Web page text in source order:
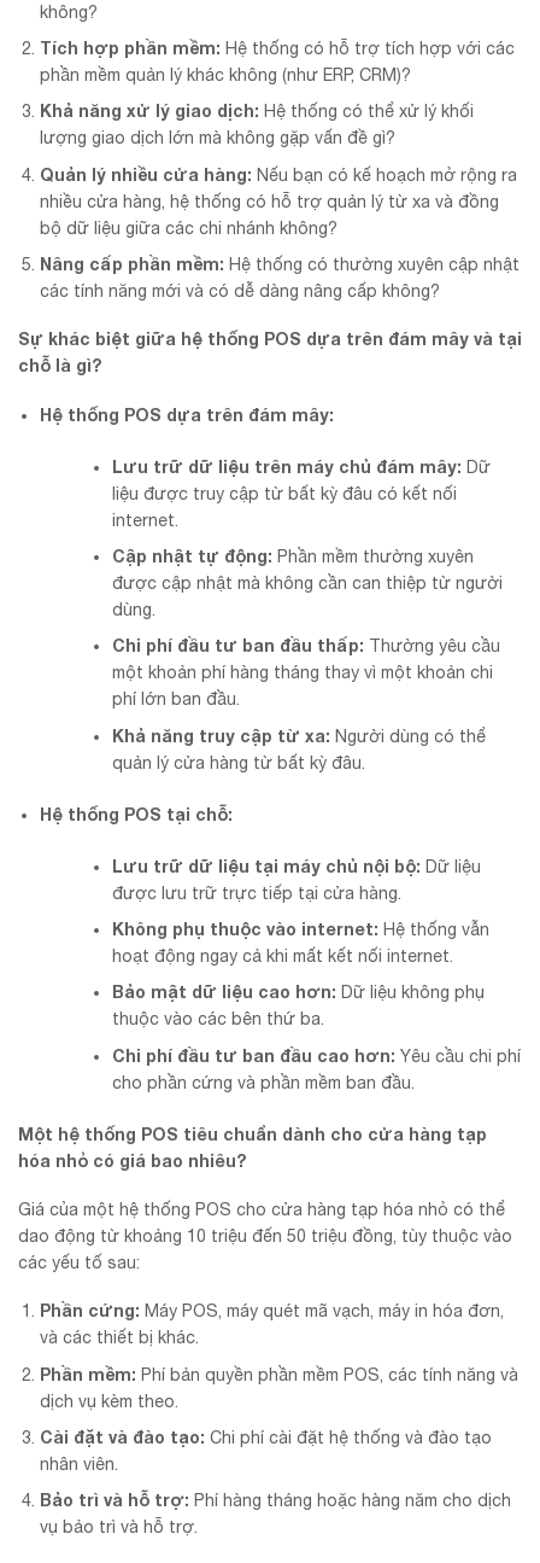
không?
Tích hợp phần mềm: Hệ thống có hỗ trợ tích hợp với các
phần mềm quản lý khác không (như ERP, CRM)?
Khả năng xử lý giao dịch: Hệ thống có thể xử lý khối
lượng giao dịch lớn mà không gặp vấn đề gì?
Quản lý nhiều cửa hàng: Nếu bạn có kế hoạch mở rộng ra
nhiều cửa hàng, hệ thống có hỗ trợ quản lý từ xa và đồng
bộ dữ liệu giữa các chi nhánh không?
Nâng cấp phần mềm: Hệ thống có thường xuyên cập nhật
các tính năng mới và có dễ dàng nâng cấp không?
Sự khác biệt giữa hệ thống POS dựa trên đám mây và tại
chỗ là gì?
Hệ thống POS dựa trên đám mây:
Lưu trữ dữ liệu trên máy chủ đám mây: Dữ
liệu được truy cập từ bất kỳ đâu có kết nối
internet.
Cập nhật tự động: Phần mềm thường xuyên
được cập nhật mà không cần can thiệp từ người
dùng.
Chi phí đầu tư ban đầu thấp: Thường yêu cầu
một khoản phí hàng tháng thay vì một khoản chi
phí lớn ban đầu.
Khả năng truy cập từ xa: Người dùng có thể
quản lý cửa hàng từ bất kỳ đâu.
Hệ thống POS tại chỗ:
Lưu trữ dữ liệu tại máy chủ nội bộ: Dữ liệu
được lưu trữ trực tiếp tại cửa hàng.
Không phụ thuộc vào internet: Hệ thống vẫn
hoạt động ngay cả khi mất kết nối internet.
Bảo mật dữ liệu cao hơn: Dữ liệu không phụ
thuộc vào các bên thứ ba.
Chi phí đầu tư ban đầu cao hơn: Yêu cầu chi phí
cho phần cứng và phần mềm ban đầu.
Một hệ thống POS tiêu chuẩn dành cho cửa hàng tạp
hóa nhỏ có giá bao nhiêu?
Giá của một hệ thống POS cho cửa hàng tạp hóa nhỏ có thể
dao động từ khoảng 10 triệu đến 50 triệu đồng, tùy thuộc vào
các yếu tố sau:
Phần cứng: Máy POS, máy quét mã vạch, máy in hóa đơn,
và các thiết bị khác.
Phần mềm: Phí bản quyền phần mềm POS, các tính năng và
dịch vụ kèm theo.
Cài đặt và đào tạo: Chi phí cài đặt hệ thống và đào tạo
nhân viên.
Bảo trì và hỗ trợ: Phí hàng tháng hoặc hàng năm cho dịch
vụ bảo trì và hỗ trợ.